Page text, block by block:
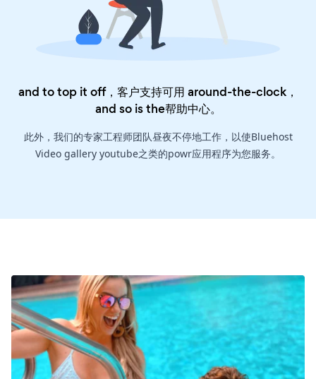
and to top it off，客户支持可用 around-the-clock，
and so is the帮助中心。
此外，我们的专家工程师团队昼夜不停地工作，以使Bluehost
Video gallery youtube之类的powr应用程序为您服务。